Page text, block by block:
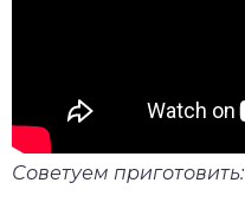
Советуем приготовить: